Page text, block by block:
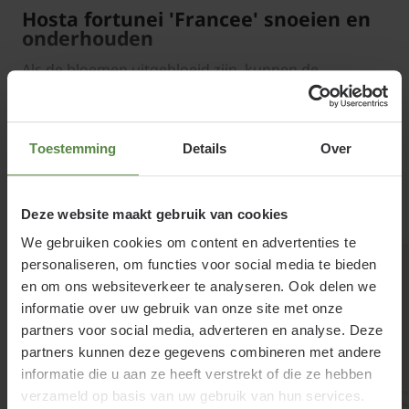
Toestemming Details Over
Deze website maakt gebruik van cookies
We gebruiken cookies om content en advertenties te
personaliseren, om functies voor social media te bieden
en om ons websiteverkeer te analyseren. Ook delen we
informatie over uw gebruik van onze site met onze
partners voor social media, adverteren en analyse. Deze
partners kunnen deze gegevens combineren met andere
informatie die u aan ze heeft verstrekt of die ze hebben
verzameld op basis van uw gebruik van hun services.
Hosta fortunei 'Francee' snoeien en
onderhouden
Als de bloemen uitgebloeid zijn, kunnen de
overgebleven (lelijk geworden) bloemstengels
weggeknipt worden. In de winter sterft Hosta
fortunei 'Francee' af. Het verwelkte blad kan in het
vroege voorjaar weggehaald worden, zodat frisse
d.m.v. scheuren heel gemakkelijk te vermeerderen
en verjongen.
Lees meer
Gerelateerde producten